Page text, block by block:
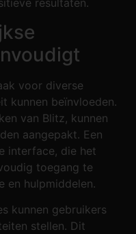
resultaten.
voor diverse
kunnen beïnvloeden.
van Blitz, kunnen
aangepakt. Een
interface, die het
toegang te
en hulpmiddelen.
kunnen gebruikers
stellen. Dit